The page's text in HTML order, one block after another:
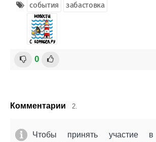
события забастовка
0
Комментарии 2.
Чтобы принять участие в